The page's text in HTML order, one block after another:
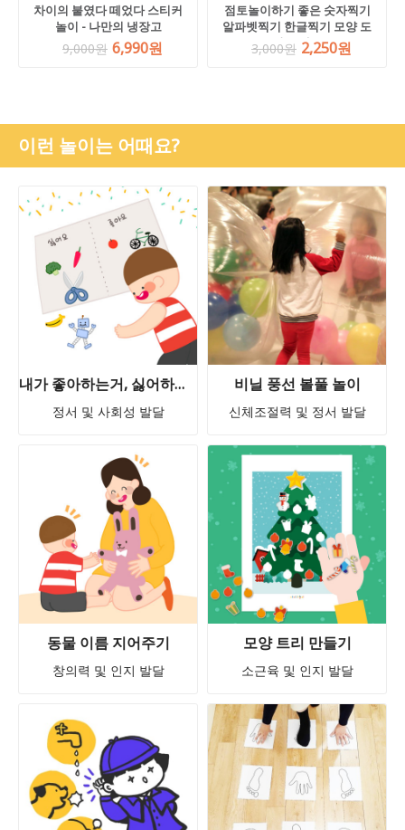
차이의 붙였다 떼었다 스티커
놀이 - 나만의 냉장고
9,000원 6,990원
점토놀이하기 좋은 숫자찍기
알파벳찍기 한글찍기 모양 도
장틀 세트
3,000원 2,250원
이런 놀이는 어때요?
내가 좋아하는거, 싫어하는거 놀이
정서 및 사회성 발달
비닐 풍선 볼풀 놀이
신체조절력 및 정서 발달
동물 이름 지어주기
창의력 및 인지 발달
모양 트리 만들기
소근육 및 인지 발달